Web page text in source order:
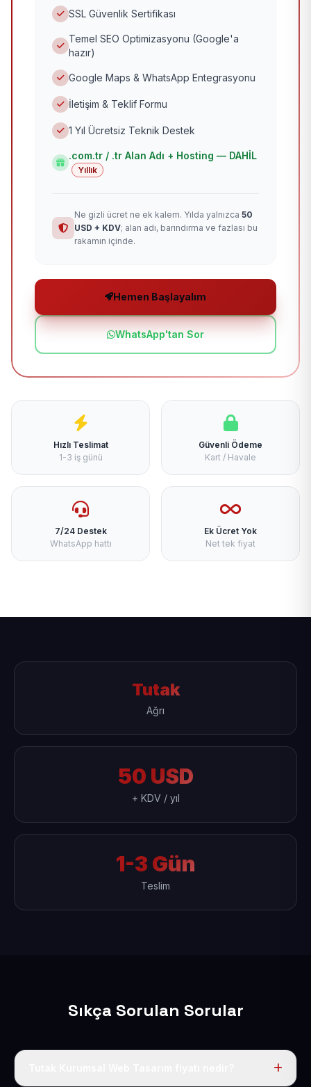
SSL Güvenlik Sertifikası
Temel SEO Optimizasyonu (Google'a
hazır)
Google Maps & WhatsApp Entegrasyonu
İletişim & Teklif Formu
1 Yıl Ücretsiz Teknik Destek
.com.tr / .tr Alan Adı + Hosting — DAHİL
Yıllık
Ne gizli ücret ne ek kalem. Yılda yalnızca 50
USD + KDV; alan adı, barındırma ve fazlası bu
rakamın içinde.
Hemen Başlayalım
WhatsApp'tan Sor
Hızlı Teslimat
1-3 iş günü
Güvenli Ödeme
Kart / Havale
7/24 Destek
WhatsApp hattı
Ek Ücret Yok
Net tek fiyat
Tutak
Ağrı
50 USD
+ KDV / yıl
1-3 Gün
Teslim
Sıkça Sorulan Sorular